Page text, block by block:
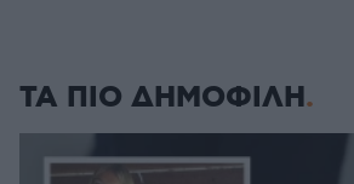
ΤΑ ΠΙΟ ΔΗΜΟΦΙΛΗ